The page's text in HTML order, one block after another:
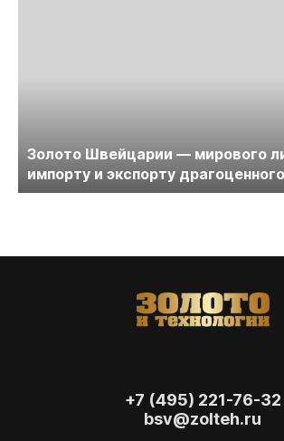
Золото Швейцарии — мирового
импорту и экспорту
+7 (495) 221-76-32
bsv@zolteh.ru